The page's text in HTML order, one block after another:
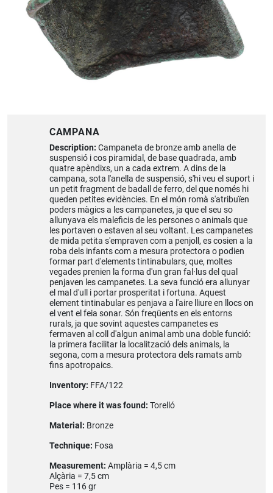
CAMPANA
Description: Campaneta de bronze amb anella de
suspensió i cos piramidal, de base quadrada, amb
quatre apèndixs, un a cada extrem. A dins de la
campana, sota l'anella de suspensió, s'hi veu el suport i
un petit fragment de badall de ferro, del que només hi
queden petites evidències. En el món romà s'atribuïen
poders màgics a les campanetes, ja que el seu so
allunyava els maleficis de les persones o animals que
les portaven o estaven al seu voltant. Les campanetes
de mida petita s'empraven com a penjoll, es cosien a la
roba dels infants com a mesura protectora o podien
formar part d'elements tintinabulars, que, moltes
vegades prenien la forma d'un gran fal·lus del qual
penjaven les campanetes. La seva funció era allunyar
el mal d'ull i portar prosperitat i fortuna. Aquest
element tintinabular es penjava a l'aire lliure en llocs on
el vent el feia sonar. Són freqüents en els entorns
rurals, ja que sovint aquestes campanetes es
fermaven al coll d'algun animal amb una doble funció:
la primera facilitar la localització dels animals, la
segona, com a mesura protectora dels ramats amb
fins apotropaics.
Inventory: FFA/122
Place where it was found: Torelló
Material: Bronze
Technique: Fosa
Measurement: Amplària = 4,5 cm
Alçària = 7,5 cm
Pes = 116 gr